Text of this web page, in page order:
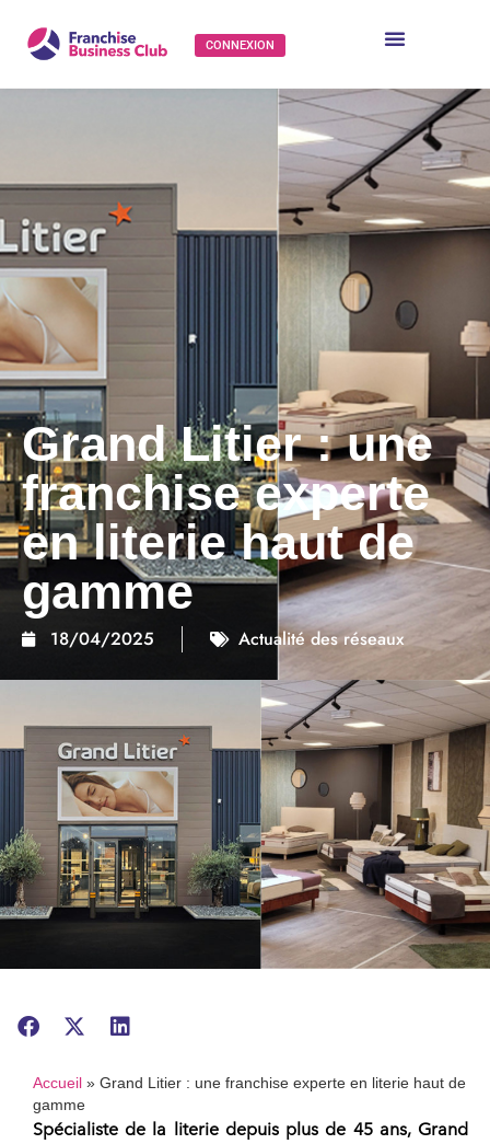
CONNEXION
Grand Litier : une
franchise experte
en literie haut de
gamme
18/04/2025 Actualité des réseaux
Accueil » Grand Litier : une franchise experte en literie haut de
gamme
Spécialiste de la literie depuis plus de 45 ans, Grand